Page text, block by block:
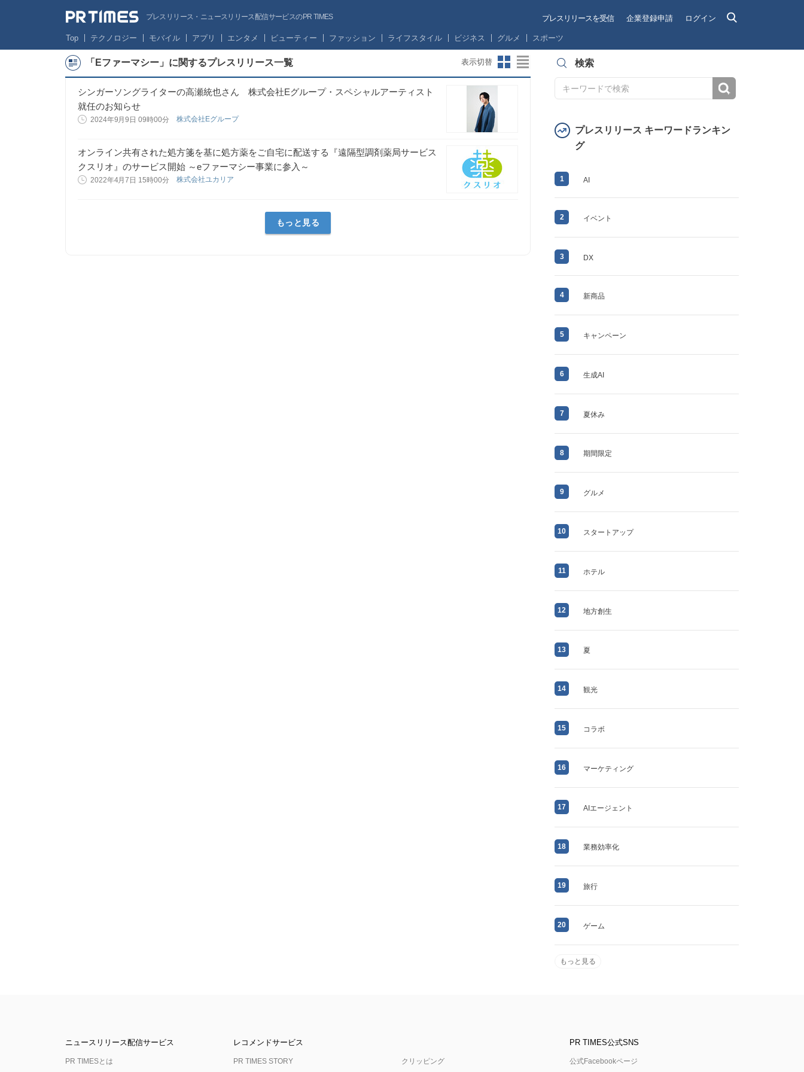
プレスリリース・ニュースリリース配信サービスのPR TIMES プレスリリースを受信 企業登録申請 ログイン
Top テクノロジー モバイル アプリ エンタメ ビューティー ファッション ライフスタイル ビジネス グルメ スポーツ
「Eファーマシー」に関するプレスリリース一覧 表示切替
シンガーソングライターの高瀬統也さん 株式会社Eグループ・スペシャルアーティスト
就任のお知らせ
2024年9月9日 09時00分 株式会社Eグループ
オンライン共有された処方箋を基に処方薬をご自宅に配送する『遠隔型調剤薬局サービス
クスリオ』のサービス開始 ～eファーマシー事業に参入～
2022年4月7日 15時00分 株式会社ユカリア
もっと見る
検索
プレスリリース キーワードランキン
グ
1 AI
2 イベント
3 DX
4 新商品
5 キャンペーン
6 生成AI
7 夏休み
8 期間限定
9 グルメ
10 スタートアップ
11 ホテル
12 地方創生
13 夏
14 観光
15 コラボ
16 マーケティング
17 AIエージェント
18 業務効率化
19 旅行
20 ゲーム
もっと見る
ニュースリリース配信サービス
PR TIMESとは
レコメンドサービス
PR TIMES STORY クリッピング
PR TIMES公式SNS
公式Facebookページ